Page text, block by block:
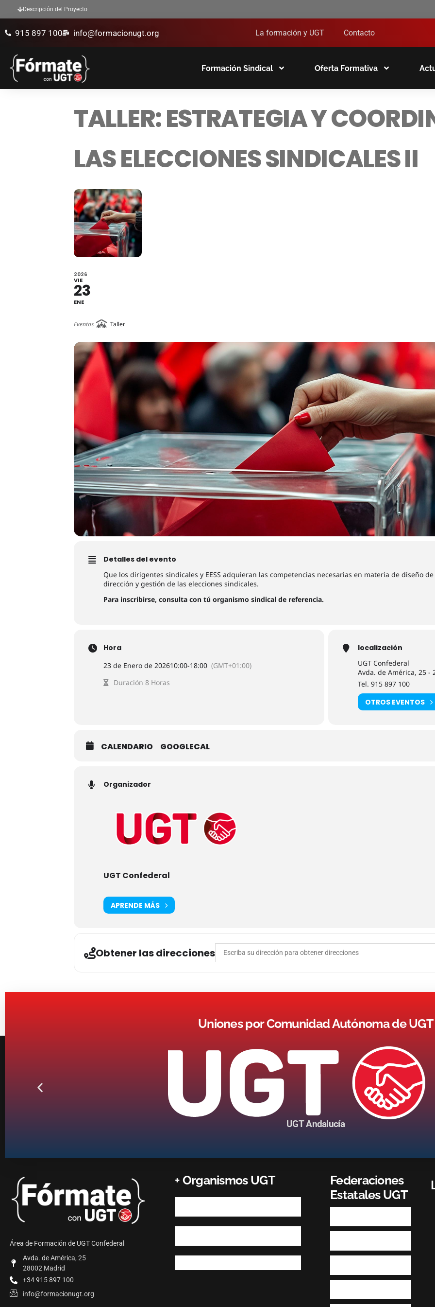
Descripción del Proyecto
915 897 100 info@formacionugt.org La formación y UGT Contacto
Formación Sindical Oferta Formativa
TALLER: ESTRATEGIA Y
LAS ELECCIONES SINDICALES II
2026
VIE
23
ENE
Eventos Taller
Detalles del evento
Que los dirigentes sindicales y EESS adquieran las competencias necesarias en materia de diseño
dirección y gestión de las elecciones sindicales.
Para inscribirse, consulta con tú organismo sindical de referencia.
Hora
23 de Enero de 202610:00-18:00 (GMT+01:00)
Duración 8 Horas
localización
UGT Confederal
Avda. de América, 25 -
Tel. 915 897 100
OTROS EVENTOS
CALENDARIO GOOGLECAL
Organizador
UGT Confederal
APRENDE MÁS
Obtener las direcciones Address - Taller: Estrategia Y Coordinación De Las
Uniones por Comunidad Autónoma de UGT
UGT Andalucía
Área de Formación de UGT Confederal
Avda. de América, 25
28002 Madrid
+34 915 897 100
info@formacionugt.org
+ Organismos UGT
Federaciones
Estatales UGT